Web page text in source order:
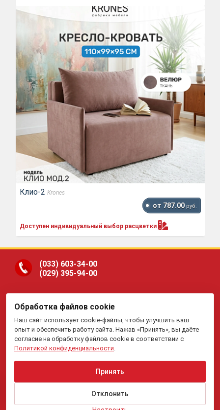
Клио-2 Krones
от 787.00 руб.
Доступен индивидуальный выбор расцветки
(033) 603-34-00
(029) 395-94-00
Платонова, 22-204. В торговом реестре с 19 января 2015 г.
Регистрация №191081534, 05.11.2008, Мингорисполком.
Рассмотрение обращений потребителей, телефон
(017)
395-
70-00,(033)603-34-00,(029)395-94-00 , e-mail:
my.meb@yandex.ru.
района г.Минска: тел. +375(17)215-14-65, Начальник
отдела: Жакович Юлия Николаевна.
Вся приведенная на данном сайте информация, включая
информацию о ценах, носит исключительно
информационный характер и не является публичной
Обработка файлов cookie
Наш сайт использует cookie-файлы, чтобы улучшить ваш
опыт и обеспечить работу сайта. Нажав «Принять», вы даёте
согласие на обработку файлов cookie в соответствии с
Политикой конфиденциальности.
Отклонить
Принять